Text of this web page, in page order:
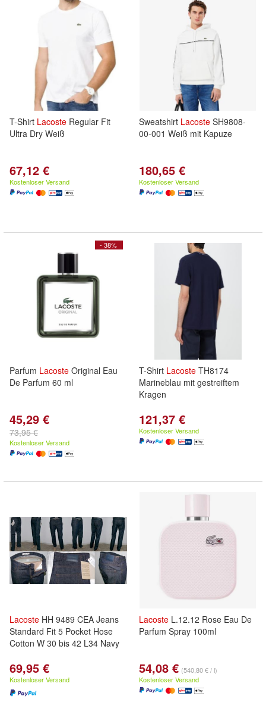
T-Shirt Lacoste Regular Fit
Ultra Dry Weiß
67,12 €
Kostenloser Versand
Sweatshirt Lacoste SH9808-
00-001 Weiß mit Kapuze
180,65 €
Kostenloser Versand
- 38%
Parfum Lacoste Original Eau
De Parfum 60 ml
45,29 €
73,95 €
Kostenloser Versand
T-Shirt Lacoste TH8174
Marineblau mit gestreiftem
Kragen
121,37 €
Kostenloser Versand
Lacoste HH 9489 CEA Jeans
Standard Fit 5 Pocket Hose
Cotton W 30 bis 42 L34 Navy
69,95 €
Kostenloser Versand
Lacoste L.12.12 Rose Eau De
Parfum Spray 100ml
54,08 € (540,80 € / l)
Kostenloser Versand